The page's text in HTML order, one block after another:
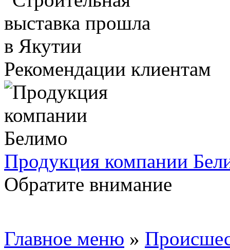
Рекомендации клиентам
Продукция компании
Обратите внимание
Главное меню »